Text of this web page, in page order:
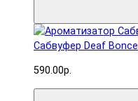
Сабвуфер Deaf Bonce
590.00р.